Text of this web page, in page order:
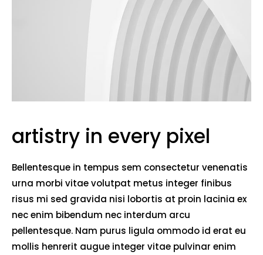
artistry in every pixel
Bellentesque in tempus sem consectetur venenatis
urna morbi vitae volutpat metus integer finibus
risus mi sed gravida nisi lobortis at proin lacinia ex
nec enim bibendum nec interdum arcu
pellentesque. Nam purus ligula ommodo id erat eu
mollis henrerit augue integer vitae pulvinar enim